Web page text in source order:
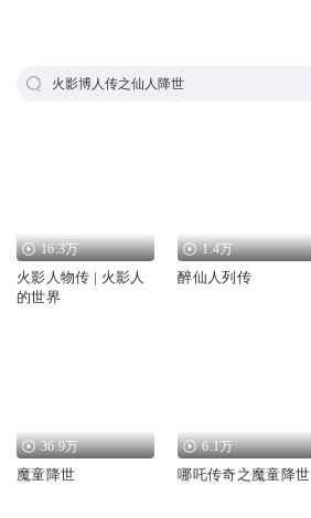
火影博人传之仙人降世
16.3万
火影人物传 | 火影人
的世界
1.4万
醉仙人列传
36.9万
魔童降世
6.1万
哪吒传奇之魔童降世